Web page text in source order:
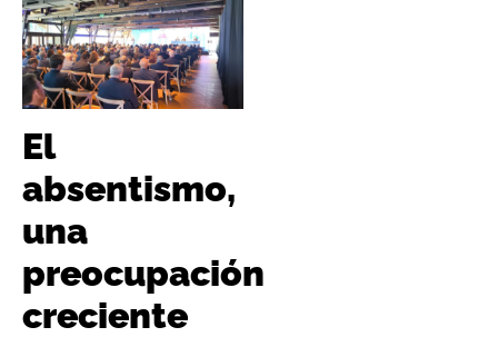
El
absentismo,
una
preocupación
creciente